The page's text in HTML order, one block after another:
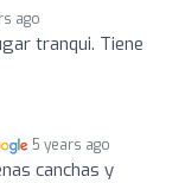
ago
tranqui. Tiene
5 years ago
canchas y